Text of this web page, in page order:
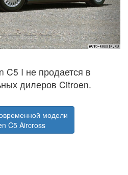
C5 I не продается в
дилеров Citroen.
модели
C5 Aircross